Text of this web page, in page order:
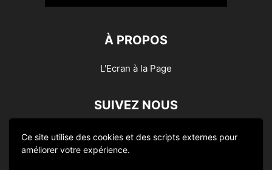
Ce site utilise des cookies et des scripts externes pour
améliorer votre expérience.
À PROPOS
L'Ecran à la Page
SUIVEZ NOUS